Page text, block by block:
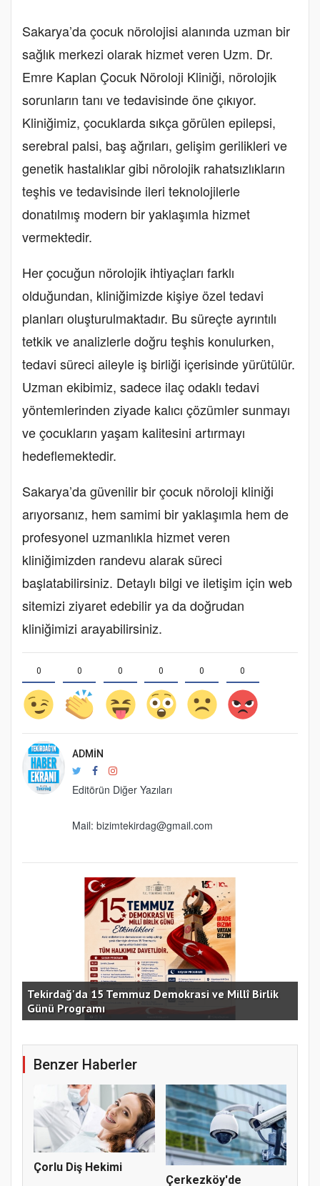
Sakarya’da çocuk nörolojisi alanında uzman bir
sağlık merkezi olarak hizmet veren Uzm. Dr.
Emre Kaplan Çocuk Nöroloji Kliniği, nörolojik
sorunların tanı ve tedavisinde öne çıkıyor.
Kliniğimiz, çocuklarda sıkça görülen epilepsi,
serebral palsi, baş ağrıları, gelişim gerilikleri ve
genetik hastalıklar gibi nörolojik rahatsızlıkların
teşhis ve tedavisinde ileri teknolojilerle
donatılmış modern bir yaklaşımla hizmet
vermektedir.
Her çocuğun nörolojik ihtiyaçları farklı
olduğundan, kliniğimizde kişiye özel tedavi
planları oluşturulmaktadır. Bu süreçte ayrıntılı
tetkik ve analizlerle doğru teşhis konulurken,
tedavi süreci aileyle iş birliği içerisinde yürütülür.
Uzman ekibimiz, sadece ilaç odaklı tedavi
yöntemlerinden ziyade kalıcı çözümler sunmayı
ve çocukların yaşam kalitesini artırmayı
hedeflemektedir.
Sakarya’da güvenilir bir çocuk nöroloji kliniği
arıyorsanız, hem samimi bir yaklaşımla hem de
profesyonel uzmanlıkla hizmet veren
kliniğimizden randevu alarak süreci
başlatabilirsiniz. Detaylı bilgi ve iletişim için web
sitemizi ziyaret edebilir ya da doğrudan
kliniğimizi arayabilirsiniz.
0 0 0 0 0 0
ADMIN
Editörün Diğer Yazıları
Mail: bizimtekirdag@gmail.com
Tekirdağ'da 15 Temmuz Demokrasi ve Millî Birlik
Günü Programı
Benzer Haberler
Çorlu Diş Hekimi
Çerkezköy'de